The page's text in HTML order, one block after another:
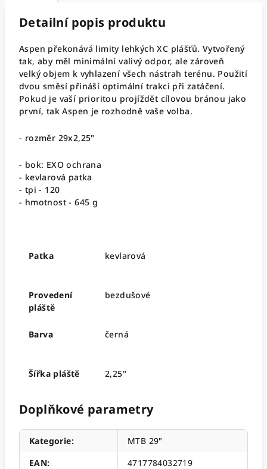
Detailní popis produktu
Aspen překonává limity lehkých XC plášťů. Vytvořený
tak, aby měl minimální valivý odpor, ale zároveň
velký objem k vyhlazení všech nástrah terénu. Použití
dvou směsí přináší optimální trakci při zatáčení.
Pokud je vaší prioritou projíždět cílovou bránou jako
první, tak Aspen je rozhodně vaše volba.
- rozměr 29x2,25"
- bok: EXO ochrana
- kevlarová patka
- tpi - 120
- hmotnost - 645 g
Patka kevlarová
Provedení
pláště
bezdušové
Barva černá
Šířka pláště 2,25"
Doplňkové parametry
Kategorie:
MTB 29"
EAN: 4717784032719